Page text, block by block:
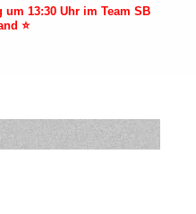
13:30 Uhr im Team SB
⭐